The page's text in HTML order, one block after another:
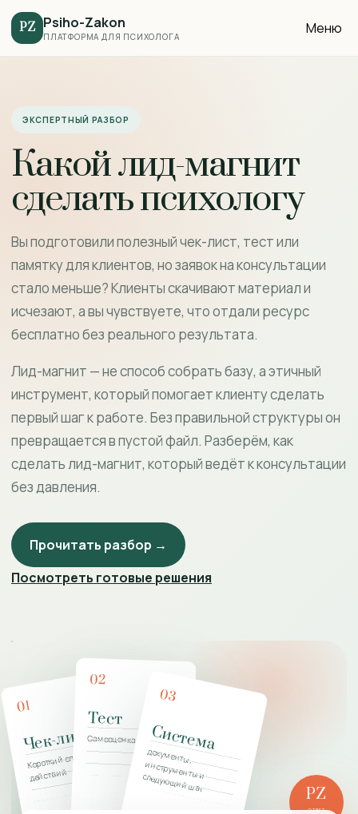
PZ Psiho-Zakon
ПЛАТФОРМА ДЛЯ ПСИХОЛОГА Меню
ЭКСПЕРТНЫЙ РАЗБОР
Какой лид-магнит
сделать психологу
Вы подготовили полезный чек-лист, тест или
памятку для клиентов, но заявок на консультации
стало меньше? Клиенты скачивают материал и
исчезают, а вы чувствуете, что отдали ресурс
бесплатно без реального результата.
Лид-магнит — не способ собрать базу, а этичный
инструмент, который помогает клиенту сделать
первый шаг к работе. Без правильной структуры он
превращается в пустой файл. Разберём, как
сделать лид-магнит, который ведёт к консультации
без давления.
Прочитать разбор →
Посмотреть готовые решения
01
Чек-лист
Короткий список
действий
02
Тест
Самооценка состояния
03
Система
документы,
инструменты и следующий шаг PZ
ОТВЕТ